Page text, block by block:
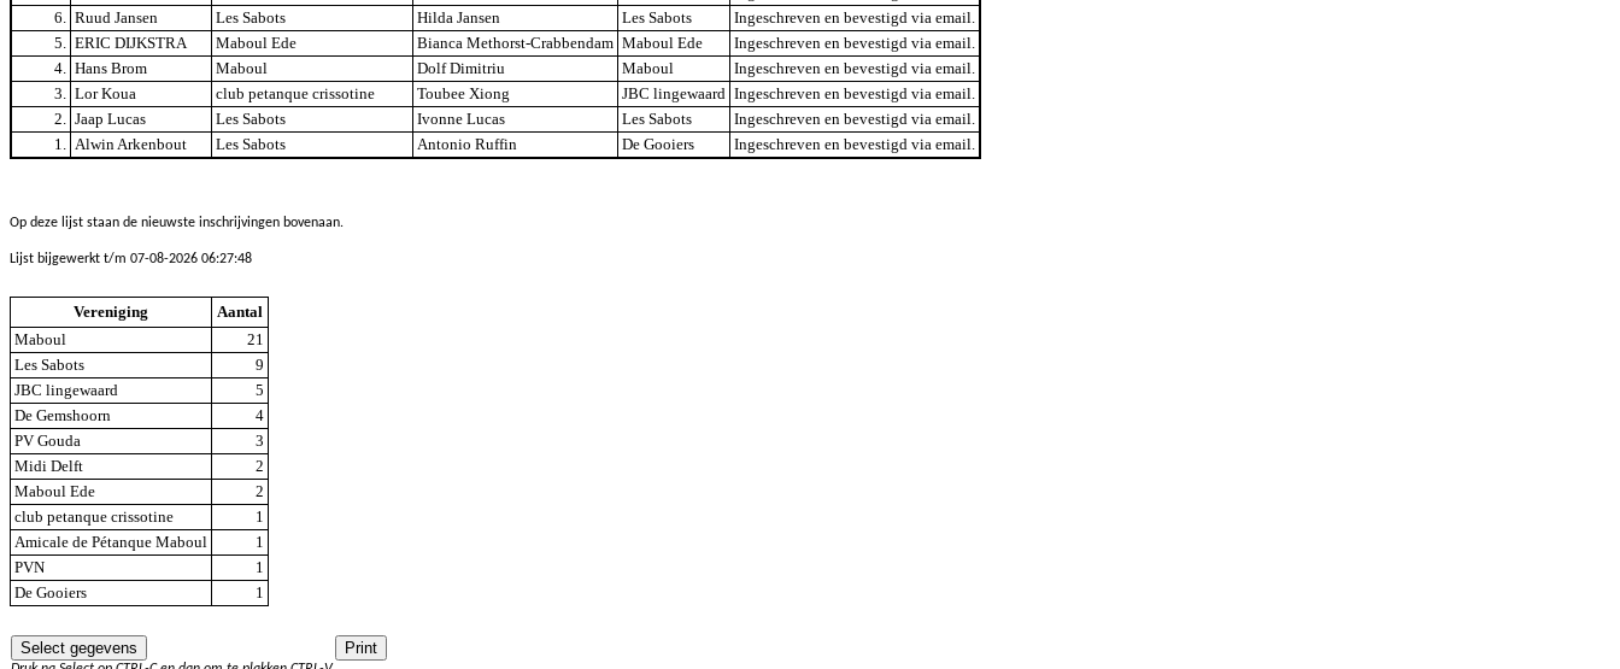
6. Ruud Jansen Les Sabots Hilda Jansen Les Sabots
Ingeschreven en bevestigd via email.
5. ERIC DIJKSTRA Maboul Ede Bianca Methorst-Crabbendam Maboul Ede
Ingeschreven en bevestigd via email.
4. Hans Brom Maboul Dolf Dimitriu Maboul
Ingeschreven en bevestigd via email.
3. Lor Koua club petanque crissotine Toubee Xiong JBC lingewaard Ingeschreven en bevestigd via email.
2. Jaap Lucas Les Sabots Ivonne Lucas Les Sabots
Ingeschreven en bevestigd via email.
1. Alwin Arkenbout Les Sabots Antonio Ruffin De Gooiers Ingeschreven en bevestigd via email.
Op deze lijst staan de nieuwste inschrijvingen bovenaan.
Lijst bijgewerkt t/m 07-08-2026 06:27:48
Vereniging
Aantal
Maboul
21
Les Sabots
9
JBC lingewaard
5
De Gemshoorn
4
PV Gouda
3
Midi Delft
2
Maboul Ede
2
club petanque crissotine
1
Amicale de Pétanque Maboul
1
PVN
1
De Gooiers
1